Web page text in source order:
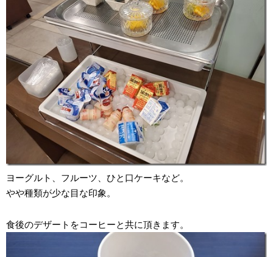
ヨーグルト、フルーツ、ひと口ケーキなど。
やや種類が少な目な印象。
食後のデザートをコーヒーと共に頂きます。